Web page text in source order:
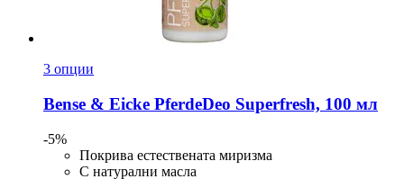
3 опции
Bense & Eicke PferdeDeo Superfresh, 100 мл
-5%
Покрива естествената миризма
С натурални масла